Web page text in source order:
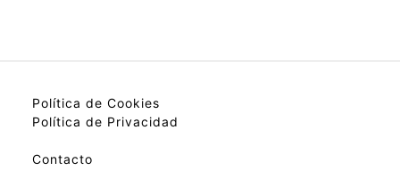
Política de Cookies
Política de Privacidad
Contacto